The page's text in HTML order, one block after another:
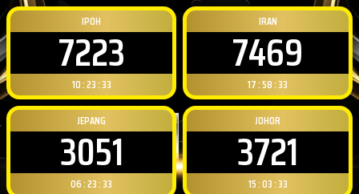
IPOH
7223
10 : 23 : 32
IRAN
7469
17 : 58 : 32
JEPANG
3051
06 : 23 : 32
JOHOR
3721
15 : 03 : 32